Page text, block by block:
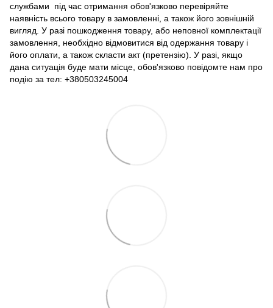
службами під час отримання обов'язково перевіряйте
наявність всього товару в замовленні, а також його зовнішній
вигляд. У разі пошкодження товару, або неповної комплектації
замовлення, необхідно відмовитися від одержання товару і
його оплати, а також скласти акт (претензію). У разі, якщо
дана ситуація буде мати місце, обов'язково повідомте нам про
подію за тел: +380503245004